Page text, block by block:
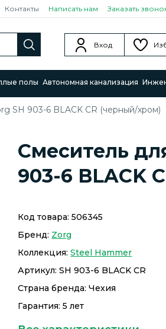
Контакты Написать нам Заказать
Вход
полы Автономная канализация
SH 903-6 BLACK CR (черный/хром)
Смеситель
903-6 BLACK
Код товара:506345
Бренд: Zorg
Коллекция:Steel Hammer
Артикул:SH 903-6 BLACK CR
Страна бренда: Чехия
Гарантия: 5 лет